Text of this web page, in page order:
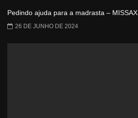
Pedindo ajuda para a madrasta – MISSAX
26 DE JUNHO DE 2024